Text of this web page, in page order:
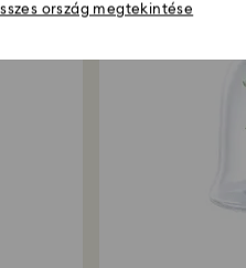
ország megtekintése